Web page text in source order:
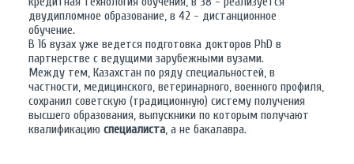
двудипломное образование, в 42 - дистанционное
обучение.
В 16 вузах уже ведется подготовка докторов PhD в
партнерстве с ведущими зарубежными вузами.
Между тем, Казахстан по ряду специальностей, в
частности, медицинского, ветеринарного, военного профиля,
сохранил советскую (традиционную) систему получения
высшего образования, выпускники по которым получают
квалификацию специалиста, а не бакалавра.